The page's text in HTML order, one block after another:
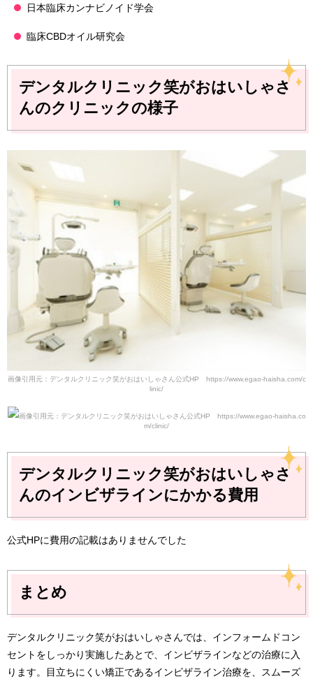
日本臨床カンナビノイド学会
臨床CBDオイル研究会
デンタルクリニック笑がおはいしゃさ
んのクリニックの様子
画像引用元：デンタルクリニック笑がおはいしゃさん公式HP https://www.egao-haisha.com/c
linic/
画像引用元：デンタルクリニック笑がおはいしゃさん公式HP https://www.egao-haisha.co
m/clinic/
デンタルクリニック笑がおはいしゃさ
んのインビザラインにかかる費用
公式HPに費用の記載はありませんでした
まとめ
デンタルクリニック笑がおはいしゃさんでは、インフォームドコン
セントをしっかり実施したあとで、インビザラインなどの治療に入
ります。目立ちにくい矯正であるインビザライン治療を、スムーズ